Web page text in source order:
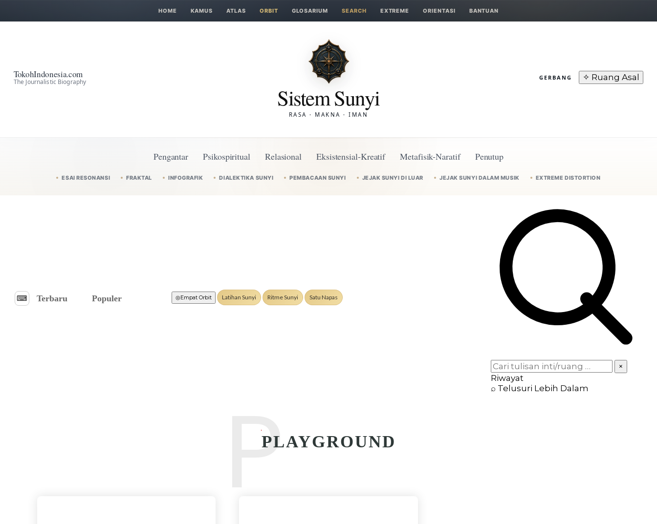
HOME KAMUS ATLAS ORBIT GLOSARIUM SEARCH EXTREME ORIENTASI BANTUAN
TokohIndonesia.com
The Journalistic Biography
Sistem Sunyi
RASA · MAKNA · IMAN
GERBANG ✧ Ruang Asal
Pengantar Psikospiritual Relasional Eksistensial-Kreatif Metafisik-Naratif Penutup
ESAI RESONANSI FRAKTAL INFOGRAFIK DIALEKTIKA SUNYI PEMBACAAN SUNYI JEJAK SUNYI DI LUAR JEJAK SUNYI DALAM MUSIK EXTREME DISTORTION
⌨︎ Terbaru Populer ◎Empat Orbit Latihan Sunyi Ritme Sunyi Satu Napas
×
Riwayat
⌕ Telusuri Lebih Dalam
PLAYGROUND
P